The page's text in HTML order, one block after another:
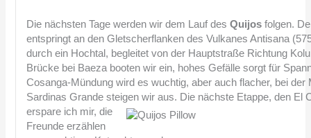
Die nächsten Tage werden wir dem Lauf desQuijos folgen.
entspringt an den Gletscherflanken des Vulkanes Antisana
durch ein Hochtal, begleitet von der Hauptstraße Richtung
Brücke bei Baeza booten wir ein, hohes Gefälle sorgt für
Cosanga-Mündung wird es wuchtig, aber auch flacher, bei der
Sardinas Grande steigen wir aus. Die nächste Etappe, den El
erspare ich mir, die
Freunde erzählen